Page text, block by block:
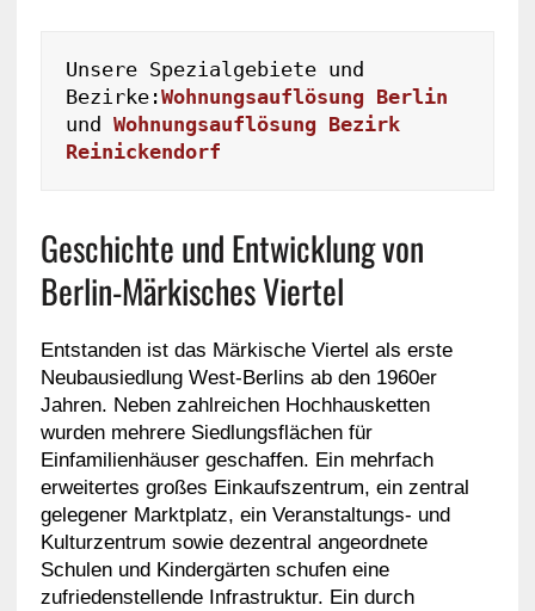
Unsere Spezialgebiete und
Bezirke:Wohnungsauflösung Berlin
und Wohnungsauflösung Bezirk
Reinickendorf
Geschichte und Entwicklung von
Berlin-Märkisches Viertel
Entstanden ist das Märkische Viertel als erste
Neubausiedlung West-Berlins ab den 1960er
Jahren. Neben zahlreichen Hochhausketten
wurden mehrere Siedlungsflächen für
Einfamilienhäuser geschaffen. Ein mehrfach
erweitertes großes Einkaufszentrum, ein zentral
gelegener Marktplatz, ein Veranstaltungs- und
Kulturzentrum sowie dezentral angeordnete
Schulen und Kindergärten schufen eine
zufriedenstellende Infrastruktur. Ein durch